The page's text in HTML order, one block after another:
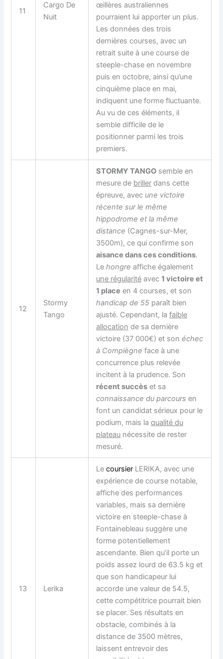
11
Cargo De
Nuit
œillères australiennes
pourraient lui apporter un plus.
Les données des trois
dernières courses, avec un
retrait suite à une course de
steeple-chase en novembre
puis en octobre, ainsi qu’une
cinquième place en mai,
indiquent une forme fluctuante.
Au vu de ces éléments, il
semble difficile de le
positionner parmi les trois
premiers.
12
Stormy
Tango
STORMY TANGO semble en
mesure de briller dans cette
épreuve, avec une victoire
récente sur le même
hippodrome et la même
distance (Cagnes-sur-Mer,
3500m), ce qui confirme son
aisance dans ces conditions.
Lehongre affiche également
une régularité avec1 victoire et
1 place en 4 courses, et son
handicap de 55 paraît bien
ajusté. Cependant, lafaible
allocation de sa dernière
victoire (37 000€) et sonéchec
à Compiègne face à une
concurrence plus relevée
incitent à la prudence. Son
récent succès et sa
connaissance du parcours en
font un candidat sérieux pour le
podium, mais laqualité du
plateau nécessite de rester
mesuré.
13 Lerika
Lecoursier LERIKA, avec une
expérience de course notable,
affiche des performances
variables, mais sa dernière
victoire en steeple-chase à
Fontainebleau suggère une
forme potentiellement
ascendante. Bien qu’il porte un
poids assez lourd de 63.5 kg et
que son handicapeur lui
accorde une valeur de 54.5,
cette compétitrice pourrait bien
se placer. Ses résultats en
obstacle, combinés à la
distance de 3500 mètres,
laissent entrevoir des